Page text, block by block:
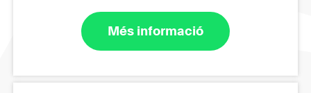
Més informació